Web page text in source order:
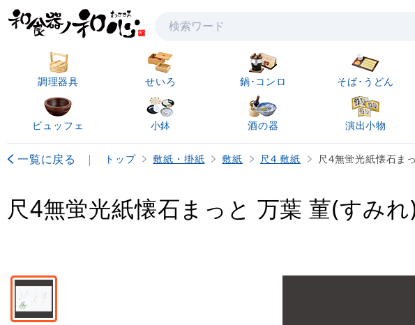
検索
調理器具 せいろ 鍋･コンロ そば･うどん
ビュッフェ 小鉢 酒の器 演出小物
一覧に戻る | トップ 敷紙・掛紙 敷紙 尺4 敷紙 尺4無蛍光紙懐石ま
尺4無蛍光紙懐石まっと 万葉 菫(すみ